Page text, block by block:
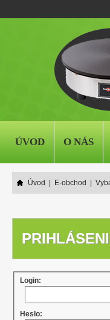
ÚVOD O NÁS
Úvod E-obchod
Login:
Heslo: